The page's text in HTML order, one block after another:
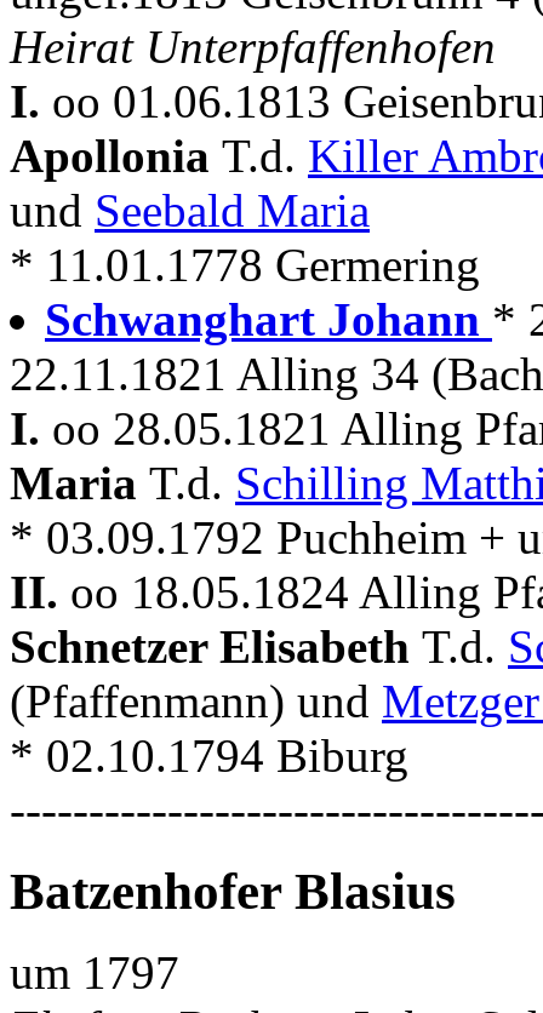
Heirat Unterpfaffenhofen
I. oo 01.06.1813
Apollonia T.d. Killer
und Seebald Maria
* 11.01.1778 Germering
Schwanghart Johann *
22.11.1821 Alling 34
I. oo 28.05.1821 Alling
Maria T.d. Schilling
* 03.09.1792 Puchheim +
II. oo 18.05.1824 Alling
Schnetzer Elisabeth T.d.
(Pfaffenmann) und
* 02.10.1794 Biburg
Batzenhofer Blasius
um 1797